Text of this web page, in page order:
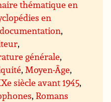
thématique en
en
,
,
générale,
, Moyen-Âge,
siècle avant 1945,
,Romans